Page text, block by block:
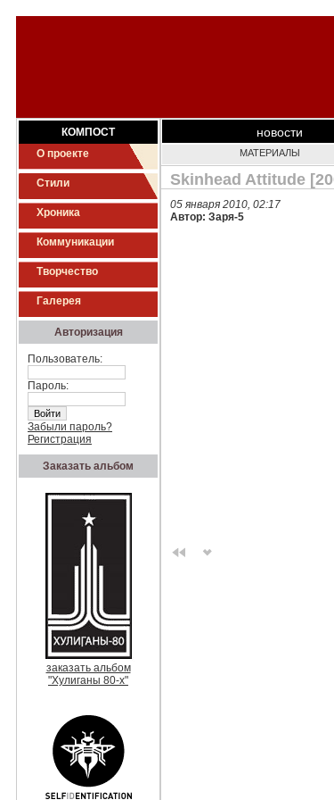
КОМПОСТ
О проекте
Стили
Хроника
Коммуникации
Творчество
Галерея
Авторизация
Пользователь:
Пароль:
Забыли пароль?
Регистрация
Заказать альбом
заказать альбом
"Хулиганы 80-х"
новости
МАТЕРИАЛЫ
Skinhead Attitude
05 января 2010, 02:17
Автор: Заря-5